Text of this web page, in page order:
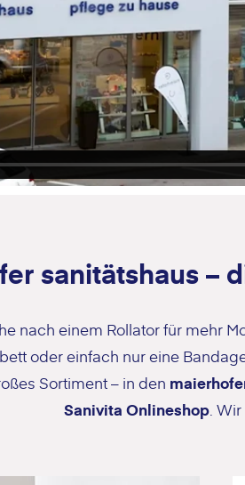
sanitätshaus –
nach einem Rollator für mehr
oder einfach nur eine
Sortiment – in den
Sanivita Onlineshop.